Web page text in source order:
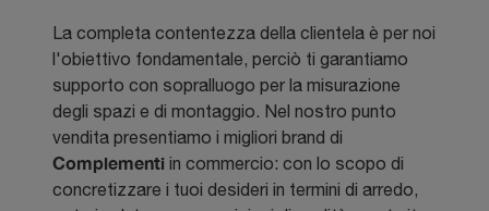
La completa contentezza della clientela è per noi
l'obiettivo fondamentale, perciò ti garantiamo
supporto con sopralluogo per la misurazione
degli spazi e di montaggio. Nel nostro punto
vendita presentiamo i migliori brand di
Complementi in commercio: con lo scopo di
concretizzare i tuoi desideri in termini di arredo,